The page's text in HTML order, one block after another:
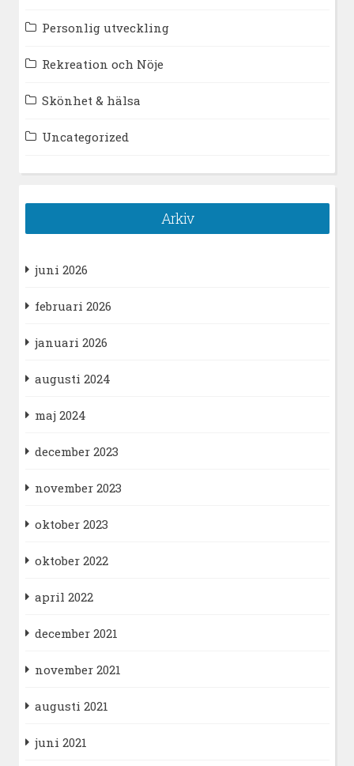
Personlig utveckling
Rekreation och Nöje
Skönhet & hälsa
Uncategorized
Arkiv
juni 2026
februari 2026
januari 2026
augusti 2024
maj 2024
december 2023
november 2023
oktober 2023
oktober 2022
april 2022
december 2021
november 2021
augusti 2021
juni 2021